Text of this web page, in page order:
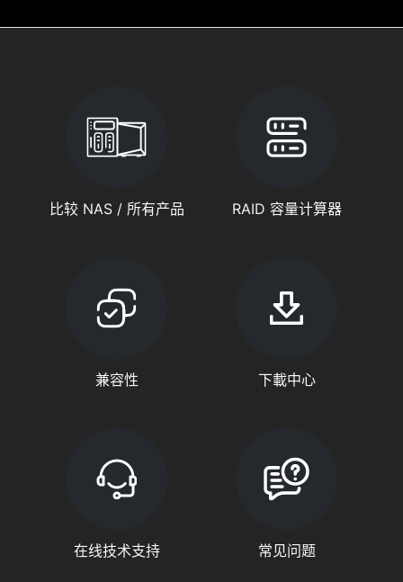
比较 NAS / 所有产品 RAID 容量计算器
兼容性 下載中心
在线技术支持 常见问题